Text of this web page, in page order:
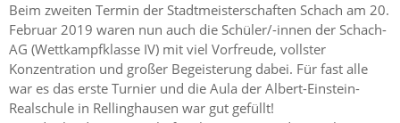
Beim zweiten Termin der Stadtmeisterschaften Schach am 20.
Februar 2019 waren nun auch die Schüler/-innen der Schach-
AG (Wettkampfklasse IV) mit viel Vorfreude, vollster
Konzentration und großer Begeisterung dabei. Für fast alle
war es das erste Turnier und die Aula der Albert-Einstein-
Realschule in Rellinghausen war gut gefüllt!